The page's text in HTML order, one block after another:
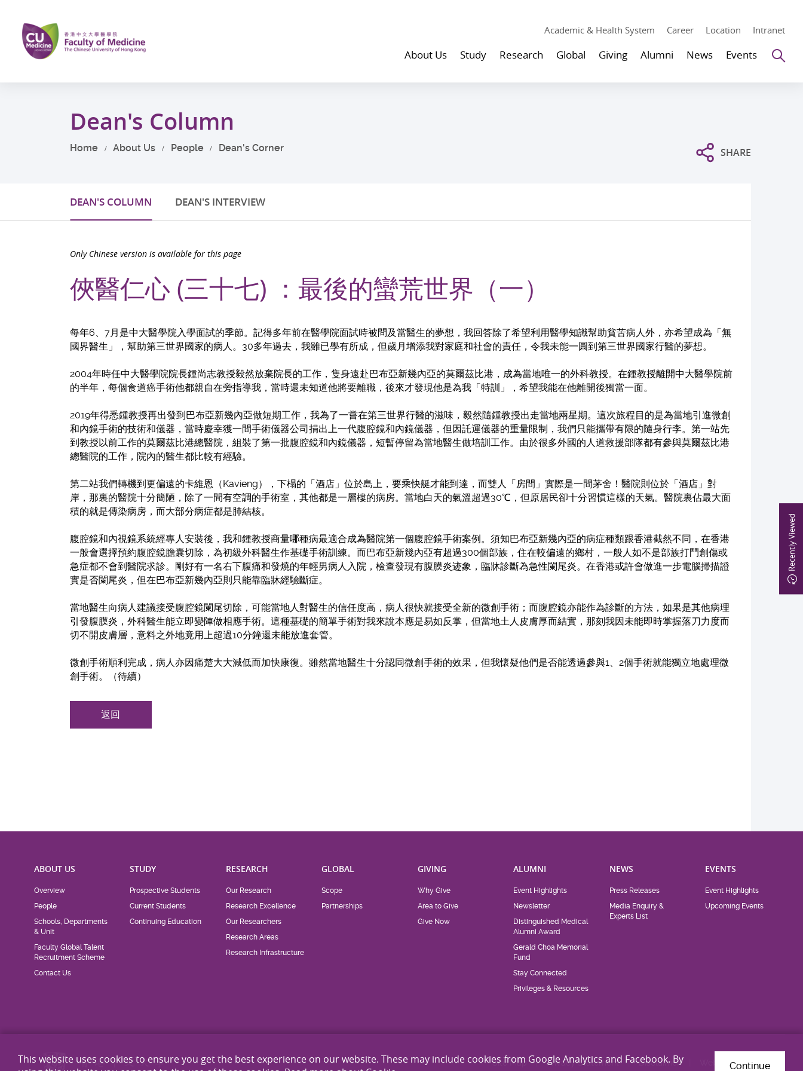
main
content
Academic & Health System Career Location Intranet
About Us Study Research Global Giving Alumni News Events
Recently Viewed
Dean's Column
Home About Us People Dean's Corner SHARE
DEAN'S COLUMN DEAN'S INTERVIEW
Only Chinese version is available for this page
俠醫仁心 (三十七) ：最後的蠻荒世界（一）
每年6、7月是中大醫學院入學面試的季節。記得多年前在醫學院面試時被問及當醫生的夢想，我回答除了希望利用醫學知識幫助貧苦病人外，亦希望成為「無
國界醫生」，幫助第三世界國家的病人。30多年過去，我雖已學有所成，但歲月增添我對家庭和社會的責任，令我未能一圓到第三世界國家行醫的夢想。
2004年時任中大醫學院院長鍾尚志教授毅然放棄院長的工作，隻身遠赴巴布亞新幾內亞的莫爾茲比港，成為當地唯一的外科教授。在鍾教授離開中大醫學院前
的半年，每個食道癌手術他都親自在旁指導我，當時還未知道他將要離職，後來才發現他是為我「特訓」，希望我能在他離開後獨當一面。
2019年得悉鍾教授再出發到巴布亞新幾內亞做短期工作，我為了一嘗在第三世界行醫的滋味，毅然隨鍾教授出走當地兩星期。這次旅程目的是為當地引進微創
和內鏡手術的技術和儀器，當時慶幸獲一間手術儀器公司捐出上一代腹腔鏡和內鏡儀器，但因託運儀器的重量限制，我們只能攜帶有限的隨身行李。第一站先
到教授以前工作的莫爾茲比港總醫院，組裝了第一批腹腔鏡和內鏡儀器，短暫停留為當地醫生做培訓工作。由於很多外國的人道救援部隊都有參與莫爾茲比港
總醫院的工作，院內的醫生都比較有經驗。
第二站我們轉機到更偏遠的卡維恩（Kavieng），下榻的「酒店」位於島上，要乘快艇才能到達，而雙人「房間」實際是一間茅舍！醫院則位於「酒店」對
岸，那裏的醫院十分簡陋，除了一間有空調的手術室，其他都是一層樓的病房。當地白天的氣溫超過30℃，但原居民卻十分習慣這樣的天氣。醫院裏佔最大面
積的就是傳染病房，而大部分病症都是肺結核。
腹腔鏡和內視鏡系統經專人安裝後，我和鍾教授商量哪種病最適合成為醫院第一個腹腔鏡手術案例。須知巴布亞新幾內亞的病症種類跟香港截然不同，在香港
一般會選擇預約腹腔鏡膽囊切除，為初級外科醫生作基礎手術訓練。而巴布亞新幾內亞有超過300個部族，住在較偏遠的鄉村，一般人如不是部族打鬥創傷或
急症都不會到醫院求診。剛好有一名右下腹痛和發燒的年輕男病人入院，檢查發現有腹膜炎迹象，臨牀診斷為急性闌尾炎。在香港或許會做進一步電腦掃描證
實是否闌尾炎，但在巴布亞新幾內亞則只能靠臨牀經驗斷症。
當地醫生向病人建議接受腹腔鏡闌尾切除，可能當地人對醫生的信任度高，病人很快就接受全新的微創手術；而腹腔鏡亦能作為診斷的方法，如果是其他病理
引發腹膜炎，外科醫生能立即變陣做相應手術。這種基礎的簡單手術對我來說本應是易如反掌，但當地土人皮膚厚而結實，那刻我因未能即時掌握落刀力度而
切不開皮膚層，意料之外地竟用上超過10分鐘還未能放進套管。
微創手術順利完成，病人亦因痛楚大大減低而加快康復。雖然當地醫生十分認同微創手術的效果，但我懷疑他們是否能透過參與1、2個手術就能獨立地處理微
創手術。（待續）
返回
ABOUT US
Overview
People
Schools, Departments
& Unit
Faculty Global Talent
Recruitment Scheme
Contact Us
STUDY
Prospective Students
Current Students
Continuing Education
RESEARCH
Our Research
Research Excellence
Our Researchers
Research Areas
Research Infrastructure
GLOBAL
Scope
Partnerships
GIVING
Why Give
Area to Give
Give Now
ALUMNI
Event Highlights
Newsletter
Distinguished Medical
Alumni Award
Gerald Choa Memorial
Fund
Stay Connected
Privileges & Resources
NEWS
Press Releases
Media Enquiry &
Experts List
EVENTS
Event Highlights
Upcoming Events
Site Map Privacy Statement Disclaimer Web Accessibility
This website uses cookies to ensure you get the best experience on our website. These may include cookies from Google Analytics and Facebook. By
Continue